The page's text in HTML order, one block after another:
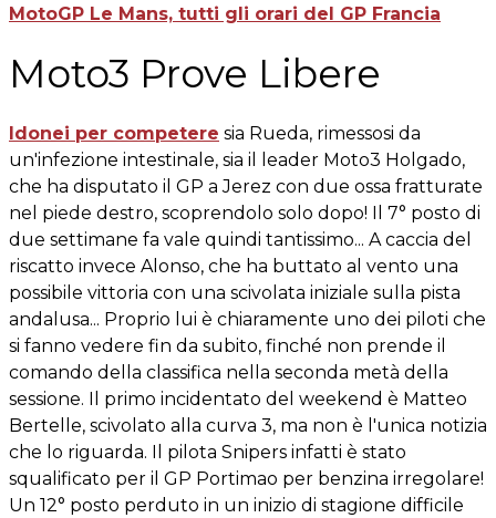
MotoGP Le Mans, tutti gli orari del GP Francia
Moto3 Prove Libere
Idonei per competere sia Rueda, rimessosi da
un'infezione intestinale, sia il leader Moto3 Holgado,
che ha disputato il GP a Jerez con due ossa fratturate
nel piede destro, scoprendolo solo dopo! Il 7° posto di
due settimane fa vale quindi tantissimo... A caccia del
riscatto invece Alonso, che ha buttato al vento una
possibile vittoria con una scivolata iniziale sulla pista
andalusa... Proprio lui è chiaramente uno dei piloti che
si fanno vedere fin da subito, finché non prende il
comando della classifica nella seconda metà della
sessione. Il primo incidentato del weekend è Matteo
Bertelle, scivolato alla curva 3, ma non è l'unica notizia
che lo riguarda. Il pilota Snipers infatti è stato
squalificato per il GP Portimao per benzina irregolare!
Un 12° posto perduto in un inizio di stagione difficile